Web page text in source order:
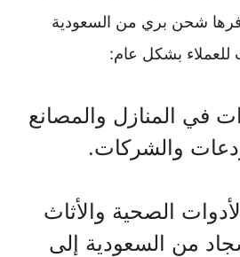
شحن بري من السعودية
للعملاء بشكل عام:
في المنازل والمصانع
والشركات.
الصحية والأثاث
من السعودية إلى